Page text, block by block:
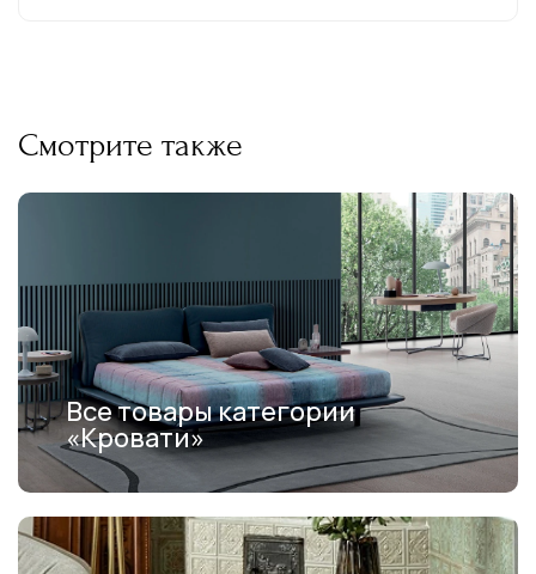
Смотрите также
Все товары категории
«Кровати»